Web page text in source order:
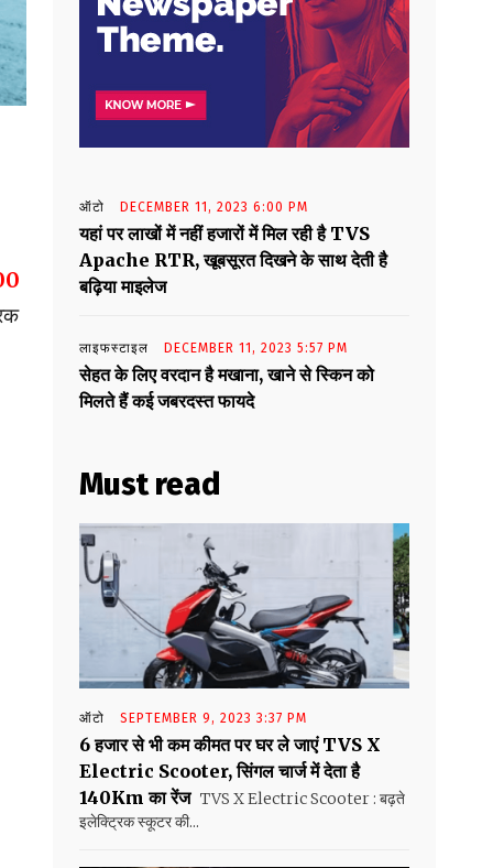
ऑटो DECEMBER 11, 2023 6:00 PM
यहां पर लाखों में नहीं हजारों में मिल रही है TVS
Apache RTR, खूबसूरत दिखने के साथ देती है
बढ़िया माइलेज
लाइफस्टाइल DECEMBER 11, 2023 5:57 PM
सेहत के लिए वरदान है मखाना, खाने से स्किन को
मिलते हैं कई जबरदस्त फायदे
Must read
ऑटो SEPTEMBER 9, 2023 3:37 PM
₹6 हजार से भी कम कीमत पर घर ले जाएं TVS X
Electric Scooter, सिंगल चार्ज में देता है
140Km का रेंज TVS X Electric Scooter : बढ़ते
इलेक्ट्रिक स्कूटर की...